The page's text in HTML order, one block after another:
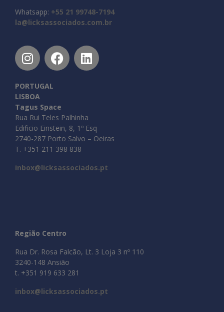
Whatsapp: +55 21 99748-7194
la@licksassociados.com.br
PORTUGAL
LISBOA
Tagus Space
Rua Rui Teles Palhinha
Edificio Einstein, 8, 1º Esq
2740-287 Porto Salvo – Oeiras
T. +351 211 398 838
inbox@licksassociados.pt
Região Centro
Rua Dr. Rosa Falcão, Lt. 3 Loja 3 nº 110
3240-148 Ansião
t. +351 919 633 281
inbox@licksassociados.pt